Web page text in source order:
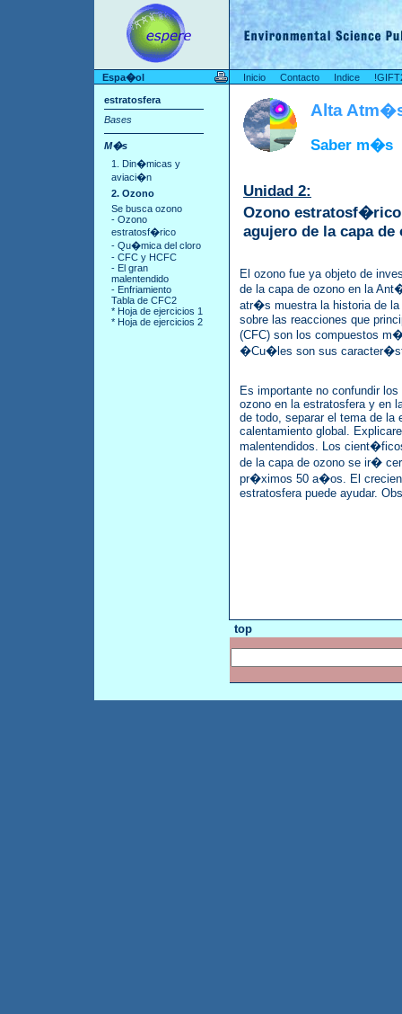
Espa�ol Inicio Contacto Indice
estratosfera
Bases
M�s
1. Din�micas y
aviaci�n
2. Ozono
Se busca ozono
- Ozono
estratosf�rico
- Qu�mica del cloro
- CFC y HCFC
- El gran
malentendido
- Enfriamiento
Tabla de CFC2
* Hoja de ejercicios 1
* Hoja de ejercicios 2
Alta
Saber m�s
Unidad 2:
Ozono
agujero de la capa
El ozono fue ya objeto de
de la capa de ozono en la
atr�s muestra la historia de
sobre las reacciones que
(CFC) son los compuestos
�Cu�les son sus
Es importante no confundir
ozono en la estratosfera y en
de todo, separar el tema de la
calentamiento global.
malentendidos. Los
de la capa de ozono se ir�
pr�ximos 50 a�os. El
estratosfera puede ayudar.
top